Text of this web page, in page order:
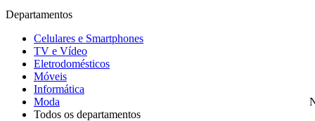
Departamentos
Celulares e Smartphones
TV e Vídeo
Eletrodomésticos
Móveis
Informática
Moda
Todos os departamentos